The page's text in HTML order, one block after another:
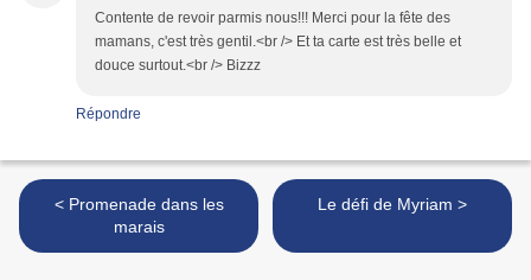
Contente de revoir parmis nous!!! Merci pour la fête des
mamans, c'est très gentil.<br /> Et ta carte est très belle et
douce surtout.<br /> Bizzz
Répondre
< Promenade dans les
marais
Le défi de Myriam >